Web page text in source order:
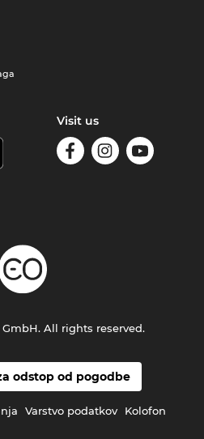
Visit us
odstop od pogodbe
Varstvo podatkov Kolofon
All rights reserved.